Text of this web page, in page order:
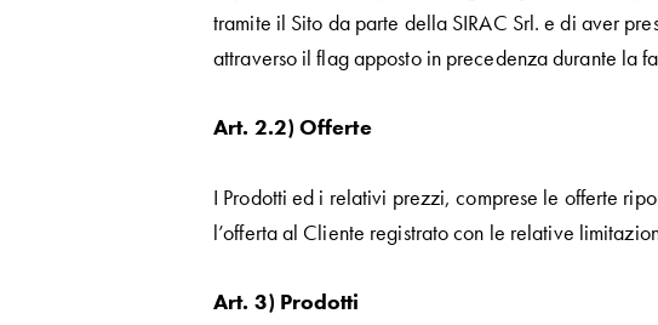
tramite il Sito da parte della SIRAC Srl. e di aver
attraverso il flag apposto in precedenza durante la
Art. 2.2) Offerte
I Prodotti ed i relativi prezzi, comprese le offerte
l’offerta al Cliente registrato con le relative
Art. 3) Prodotti